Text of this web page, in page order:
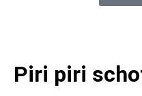
Piri piri